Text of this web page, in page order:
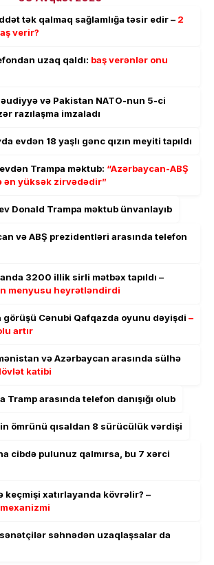
tək qalmaq sağlamlığa təsir edir – 2
verir?
uzaq qaldı: baş verənlər onu
və Pakistan NATO-nun 5-ci
razılaşma imzaladı
evdən 18 yaşlı gənc qızın meyiti tapıldı
Trampa məktub: “Azərbaycan-ABŞ
ən yüksək zirvədədir”
Donald Trampa məktub ünvanlayıb
və ABŞ prezidentləri arasında telefon
3200 illik sirli mətbəx tapıldı –
menyusu heyrətləndirdi
görüşü Cənubi Qafqazda oyunu dəyişdi –
artır
və Azərbaycan arasında sülhə
katibi
Tramp arasında telefon danışığı olub
ömrünü qısaldan 8 sürücülük vərdişi
cibdə pulunuz qalmırsa, bu 7 xərci
keçmişi xatırlayanda kövrəlir? –
səhnədən uzaqlaşsalar da